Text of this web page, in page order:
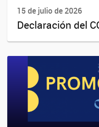
15 de julio de 2026
Declaración del